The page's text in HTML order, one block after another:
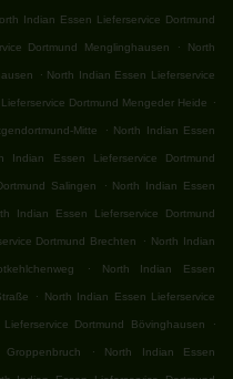
Indian Essen Lieferservice Dortmund
Dortmund Menglinghausen . North
. North Indian Essen Lieferservice
Dortmund Mengeder Heide .
Mitte . North Indian Essen
Indian Essen Lieferservice Dortmund
Salingen . North Indian Essen
Indian Essen Lieferservice Dortmund
Dortmund Brechten . North Indian
. North Indian Essen
. North Indian Essen Lieferservice
Dortmund Bövinghausen .
. North Indian Essen